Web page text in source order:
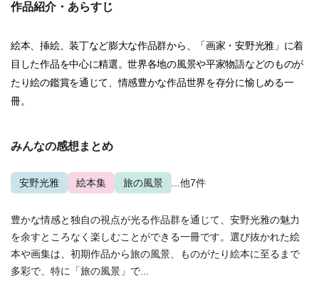
作品紹介・あらすじ
絵本、挿絵、装丁など膨大な作品群から、「画家・安野光雅」に着
目した作品を中心に精選。世界各地の風景や平家物語などのものが
たり絵の鑑賞を通じて、情感豊かな作品世界を存分に愉しめる一
冊。
みんなの感想まとめ
安野光雅 絵本集 旅の風景 ...他7件
豊かな情感と独自の視点が光る作品群を通じて、安野光雅の魅力
を余すところなく楽しむことができる一冊です。選び抜かれた絵
本や画集は、初期作品から旅の風景、ものがたり絵本に至るまで
多彩で、特に「旅の風景」で...